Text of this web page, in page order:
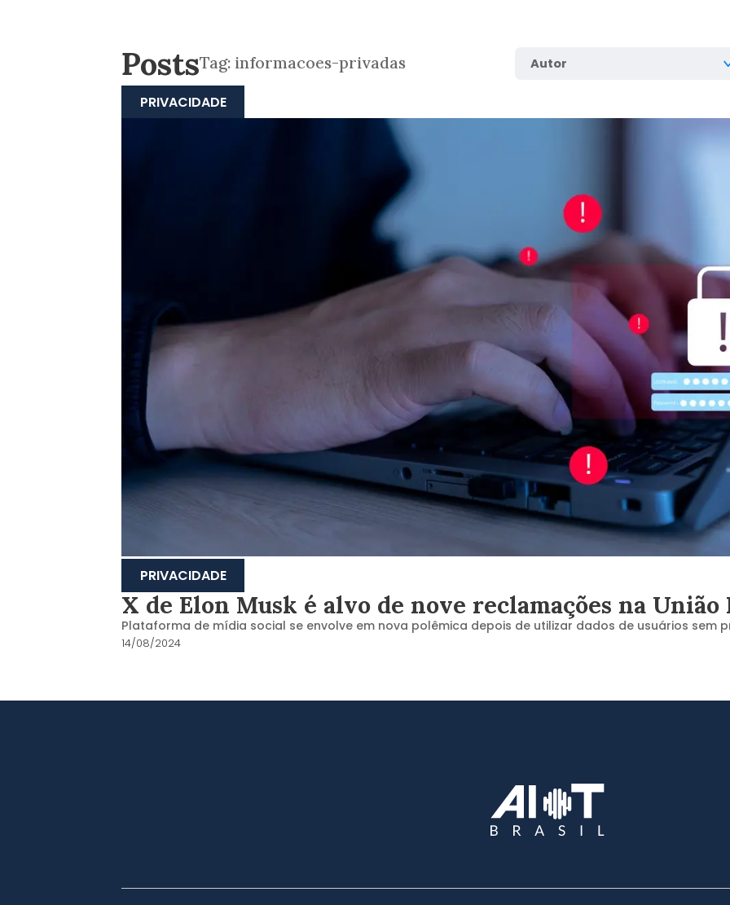
PostsTag: informacoes-privadas
PRIVACIDADE
PRIVACIDADE
X de Elon Musk é alvo de nove reclamações na União
Plataforma de mídia social se envolve em nova polêmica depois de utilizar dados de usuários sem
14/08/2024